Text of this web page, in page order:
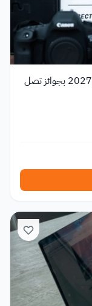
مسابقة Minimalen الدولية للأفلام القصيرة 2027 بجوائز تصل